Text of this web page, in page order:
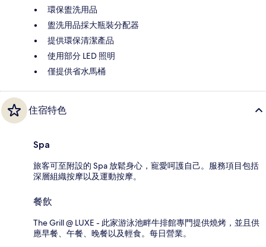
環保盥洗用品
盥洗用品採大瓶裝分配器
提供環保清潔產品
使用部分 LED 照明
僅提供省水馬桶
住宿特色
Spa
旅客可至附設的 Spa 放鬆身心，寵愛呵護自己。服務項目包括
深層組織按摩以及運動按摩。
餐飲
The Grill @ LUXE - 此家游泳池畔牛排館專門提供燒烤，並且供
應早餐、午餐、晚餐以及輕食。每日營業。